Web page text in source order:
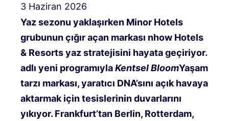
3 Haziran 2026
Yaz sezonu yaklaşırken Minor Hotels
grubunun çığır açan markası nhow Hotels
& Resorts yaz stratejisini hayata geçiriyor.
adlı yeni programıylaKentsel BloomYaşam
tarzı markası, yaratıcı DNA’sını açık havaya
aktarmak için tesislerinin duvarlarını
yıkıyor. Frankfurt’tan Berlin, Rotterdam,